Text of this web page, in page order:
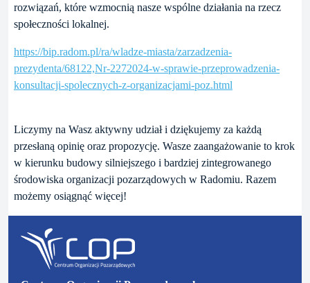
rozwiązań, które wzmocnią nasze wspólne działania na rzecz
społeczności lokalnej.
https://bip.radom.pl/ra/wladze-miasta/zarzadzenia-
prezydenta/68122,Nr-2272024-w-sprawie-przeprowadzenia-
konsultacji-spolecznych-z-organizacjami-poz.html
Liczymy na Wasz aktywny udział i dziękujemy za każdą
przesłaną opinię oraz propozycję. Wasze zaangażowanie to krok
w kierunku budowy silniejszego i bardziej zintegrowanego
środowiska organizacji pozarządowych w Radomiu. Razem
możemy osiągnąć więcej!